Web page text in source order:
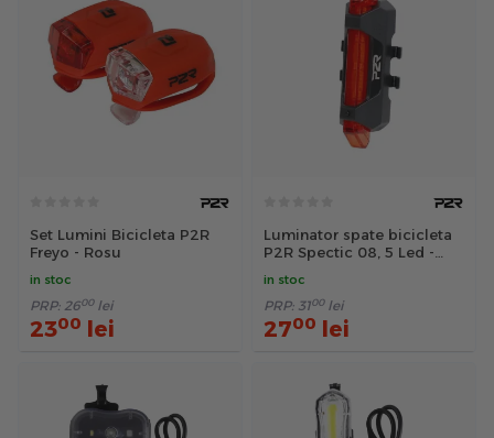
Set Lumini Bicicleta P2R
Freyo - Rosu
in stoc
PRP: 2600 lei
2300 lei
Luminator spate bicicleta
P2R Spectic 08, 5 Led -
in stoc
PRP: 3100 lei
2700 lei